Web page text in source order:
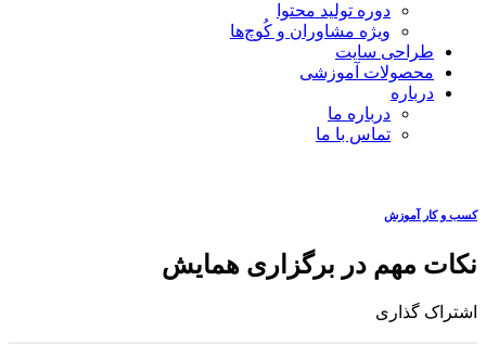
دوره تولید محتوا
ویژه مشاوران و کُوچ‌ها
طراحی سایت
محصولات آموزشی
درباره
درباره ما
تماس با ما
کسب و کار آموزش
نکات مهم در برگزاری همایش
اشتراک گذاری